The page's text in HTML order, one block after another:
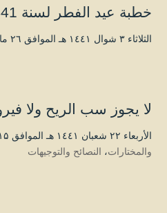
خطبة عيد الفطر لسنة 1441
الثلاثاء ۳ شوال ۱٤٤۱ هـ الموافق ۲٦ مايو ۲۰۲۰ مـ |
لا يجوز سب الريح ولا
الأربعاء ۲۲ شعبان ۱٤٤۱ هـ الموافق ۱۵ أبريل ۲۰۲۰ مـ |
والمختارات، النصائح والتوجيهات